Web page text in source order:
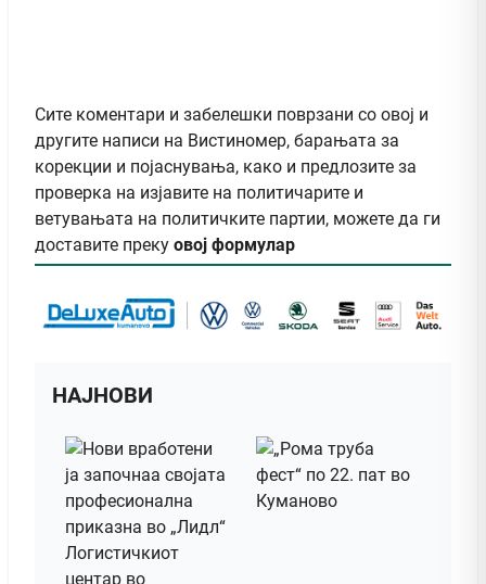
Сите коментари и забелешки поврзани со овој и
другите написи на Вистиномер, барањата за
корекции и појаснувања, како и предлозите за
проверка на изјавите на политичарите и
ветувањата на политичките партии, можете да ги
доставите преку овој формулар
НАЈНОВИ